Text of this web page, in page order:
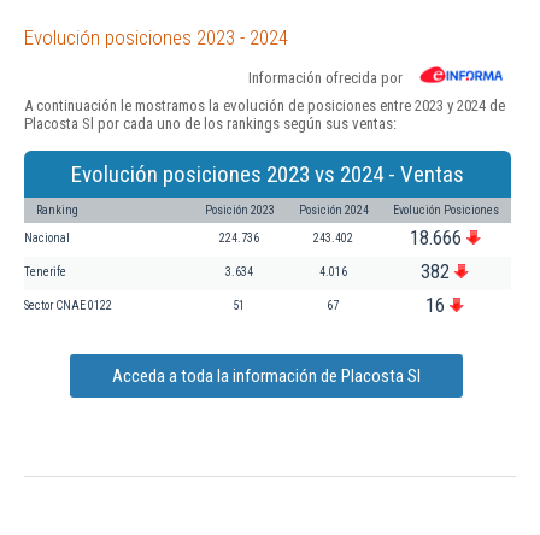
Evolución posiciones 2023 - 2024
Información ofrecida por
A continuación le mostramos la evolución de posiciones entre 2023 y 2024 de
Placosta Sl por cada uno de los rankings según sus ventas:
Evolución posiciones 2023 vs 2024 - Ventas
Ranking Posición 2023 Posición 2024 Evolución Posiciones
Nacional 224.736 243.402 18.666
Tenerife 3.634 4.016 382
Sector CNAE 0122 51 67 16
Acceda a toda la información de Placosta Sl